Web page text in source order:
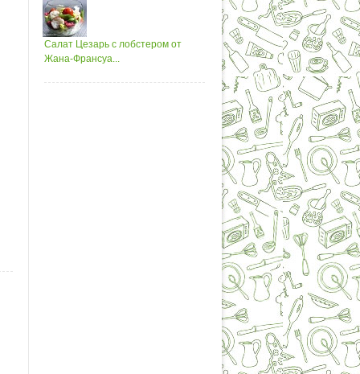
Салат Цезарь с лобстером от
Жана-Франсуа...